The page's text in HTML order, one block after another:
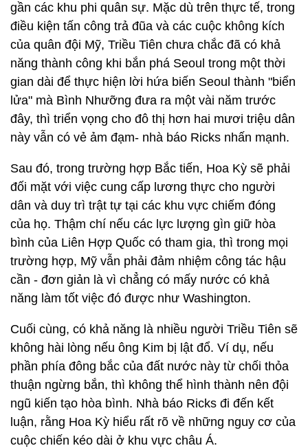
gần các khu phi quân sự. Mặc dù trên thực tế, trong
điều kiện tấn công trả đũa và các cuộc không kích
của quân đội Mỹ, Triều Tiên chưa chắc đã có khả
năng thành công khi bắn phá Seoul trong một thời
gian dài để thực hiện lời hứa biến Seoul thành "biển
lửa" mà Bình Nhưỡng đưa ra một vài năm trước
đây, thì triển vọng cho đô thị hơn hai mươi triệu dân
này vẫn có vẻ ảm đạm- nhà báo Ricks nhấn mạnh.
Sau đó, trong trường hợp Bắc tiến, Hoa Kỳ sẽ phải
đối mặt với việc cung cấp lương thực cho người
dân và duy trì trật tự tại các khu vực chiếm đóng
của họ. Thậm chí nếu các lực lượng gìn giữ hòa
bình của Liên Hợp Quốc có tham gia, thì trong mọi
trường hợp, Mỹ vẫn phải đảm nhiệm công tác hậu
cần - đơn giản là vì chẳng có mấy nước có khả
năng làm tốt việc đó được như Washington.
Cuối cùng, có khả năng là nhiều người Triều Tiên sẽ
không hài lòng nếu ông Kim bị lật đổ. Ví dụ, nếu
phần phía đông bắc của đất nước này từ chối thỏa
thuận ngừng bắn, thì không thể hình thành nên đội
ngũ kiến tạo hòa bình. Nhà báo Ricks đi đến kết
luận, rằng Hoa Kỳ hiểu rất rõ về những nguy cơ của
cuộc chiến kéo dài ở khu vực châu Á.